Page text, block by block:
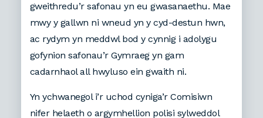
gweithredu’r safonau yn eu gwasanaethu. Mae
mwy y gallwn ni wneud yn y cyd-destun hwn,
ac rydym yn meddwl bod y cynnig i adolygu
gofynion safonau’r Gymraeg yn gam
cadarnhaol all hwyluso ein gwaith ni.
Yn ychwanegol i’r uchod cyniga’r Comisiwn
nifer helaeth o argymhellion polisi sylweddol